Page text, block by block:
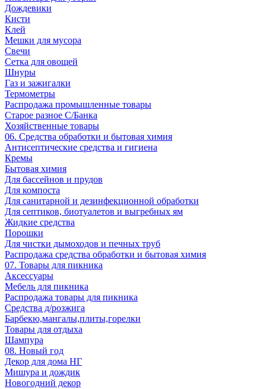
Дождевики
Кисти
Клей
Мешки для мусора
Свечи
Сетка для овощей
Шнуры
Газ и зажигалки
Термометры
Распродажа промышленные товары
Старое разное С/Банка
Хозяйственные товары
06. Средства обработки и бытовая химия
Антисептические средства и гигиена
Кремы
Бытовая химия
Для бассейнов и прудов
Для компоста
Для санитарной и дезинфекционной обработки
Для септиков, биотуалетов и выгребных ям
Жидкие средства
Порошки
Для чистки дымоходов и печных труб
Распродажа средства обработки и бытовая химия
07. Товары для пикника
Аксессуары
Мебель для пикника
Распродажа товары для пикника
Средства д/розжига
Барбекю,мангалы,плиты,горелки
Товары для отдыха
Шампура
08. Новый год
Декор для дома НГ
Мишура и дождик
Новогодний декор